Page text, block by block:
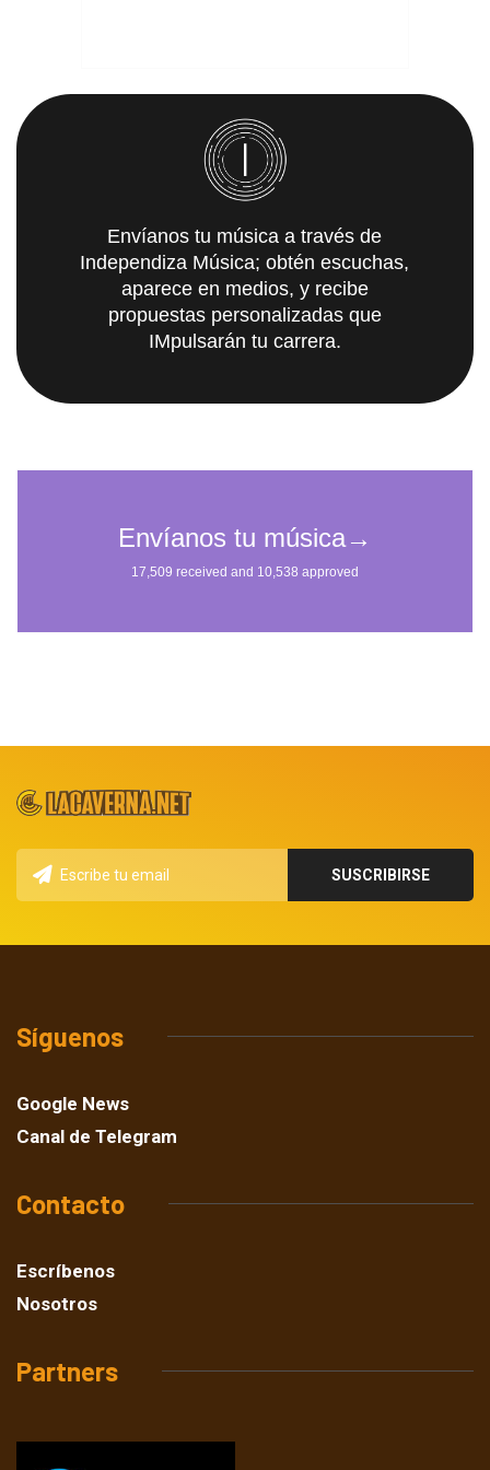
Envíanos tu música a través de
Independiza Música; obtén escuchas,
aparece en medios, y recibe
propuestas personalizadas que
IMpulsarán tu carrera.
Síguenos
Google News
Canal de Telegram
Contacto
Escríbenos
Nosotros
Partners